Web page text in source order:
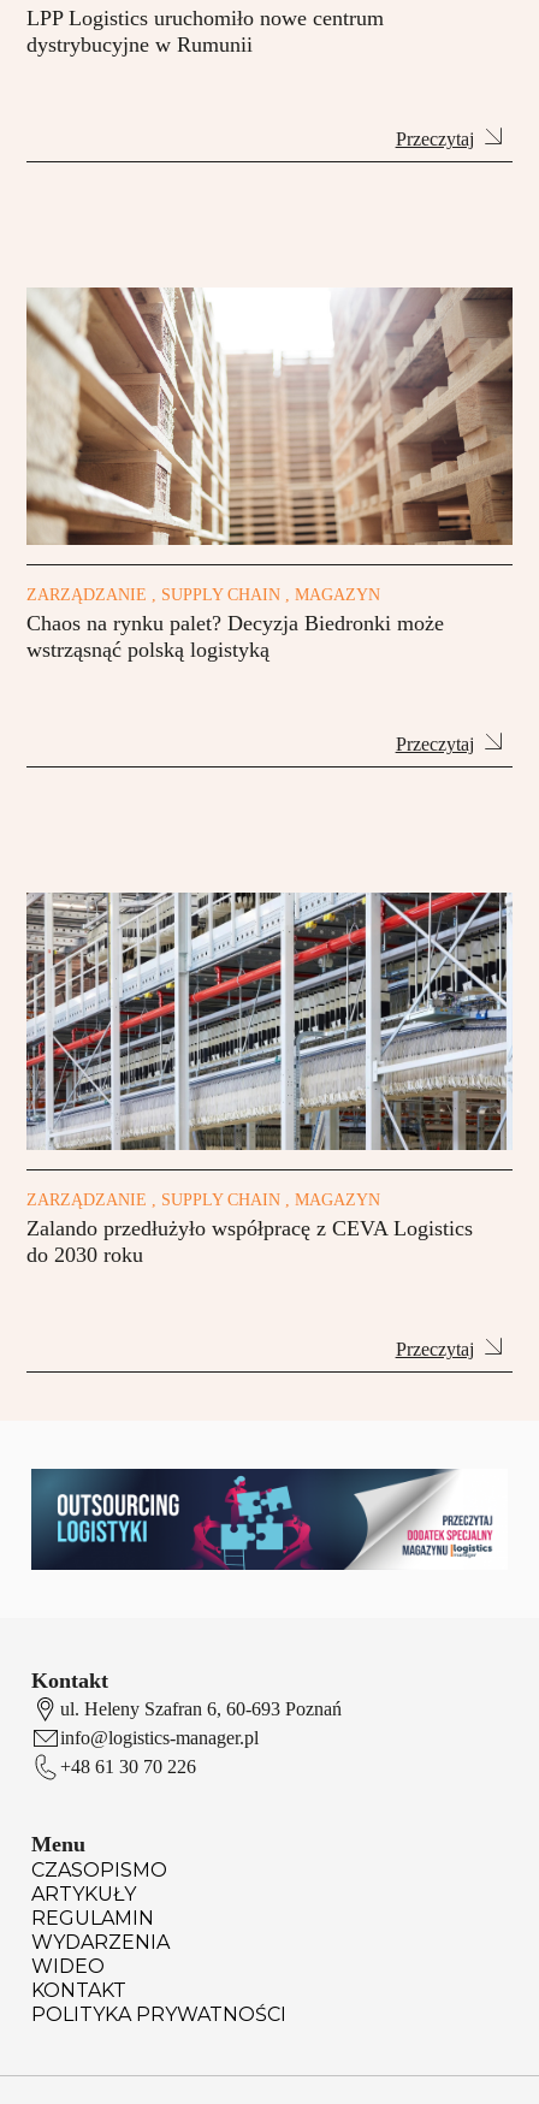
LPP Logistics uruchomiło nowe centrum
dystrybucyjne w Rumunii
Przeczytaj
ZARZĄDZANIE , SUPPLY CHAIN , MAGAZYN
Chaos na rynku palet? Decyzja Biedronki może
wstrząsnąć polską logistyką
Przeczytaj
ZARZĄDZANIE , SUPPLY CHAIN , MAGAZYN
Zalando przedłużyło współpracę z CEVA Logistics
do 2030 roku
Przeczytaj
Kontakt
ul. Heleny Szafran 6, 60-693 Poznań
info@logistics-manager.pl
+48 61 30 70 226
Menu
CZASOPISMO
ARTYKUŁY
REGULAMIN
WYDARZENIA
WIDEO
KONTAKT
POLITYKA PRYWATNOŚCI